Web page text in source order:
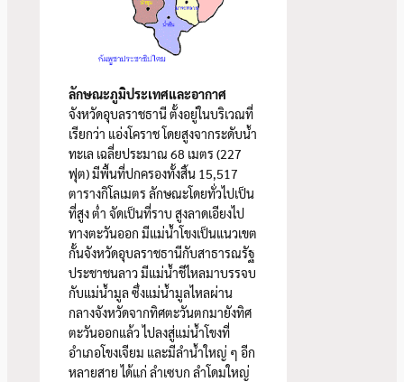
ลักษณะภูมิประเทศและอากาศ
จังหวัดอุบลราชธานี ตั้งอยู่ในบริเวณที่
เรียกว่า แอ่งโคราช โดยสูงจากระดับน้ำ
ทะเล เฉลี่ยประมาณ 68 เมตร (227
ฟุต) มีพื้นที่ปกครองทั้งสิ้น 15,517
ตารางกิโลเมตร ลักษณะโดยทั่วไปเป็น
ที่สูง ต่ำ จัดเป็นที่ราบ สูงลาดเอียงไป
ทางตะวันออก มีแม่น้ำโขงเป็นแนวเขต
กั้นจังหวัดอุบลราชธานีกับสาธารณรัฐ
ประชาชนลาว มีแม่น้ำชีไหลมาบรรจบ
กับแม่น้ำมูล ซึ่งแม่น้ำมูลไหลผ่าน
กลางจังหวัดจากทิศตะวันตกมายังทิศ
ตะวันออกแล้ว ไปลงสู่แม่น้ำโขงที่
อำเภอโขงเจียม และมีลำน้ำใหญ่ ๆ อีก
หลายสาย ได้แก่ ลำเซบก ลำโดมใหญ่